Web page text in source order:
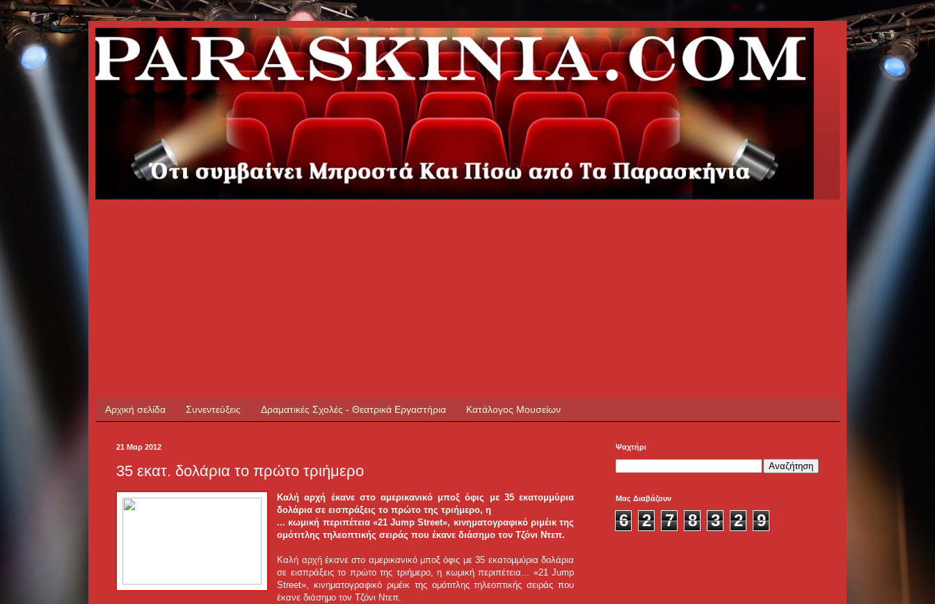
Αρχική σελίδα Συνεντεύξεις Δραματικές Σχολές - Θεατρικά Εργαστήρια Κατάλογος Μουσείων
21 Μαρ 2012
35 εκατ. δολάρια το πρώτο τριήμερο
Καλή αρχή έκανε στο αμερικανικό μποξ όφις με 35 εκατομμύρια
δολάρια σε εισπράξεις το πρώτο της τριήμερο, η
... κωμική περιπέτεια «21 Jump Street», κινηματογραφικό ριμέικ της
ομότιτλης τηλεοπτικής σειράς που έκανε διάσημο τον Τζόνι Ντεπ.
Καλή αρχή έκανε στο αμερικανικό μποξ όφις με 35 εκατομμύρια δολάρια
σε εισπράξεις το πρώτο της τριήμερο, η κωμική περιπέτεια... «21 Jump
Street», κινηματογραφικό ριμέικ της ομότιτλης τηλεοπτικής σειράς που
έκανε διάσημο τον Τζόνι Ντεπ.
Ψαχτήρι
Μας Διαβάζουν
6 2 7 8 3 2 9